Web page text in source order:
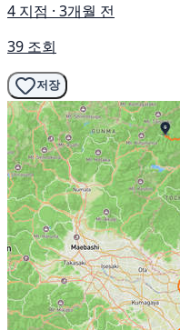
4 지점 · 3개월 전
39 조회
저장